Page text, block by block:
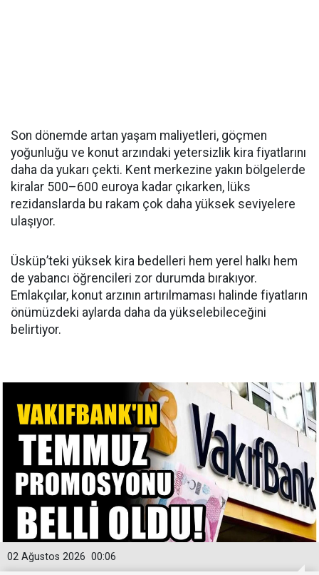
Son dönemde artan yaşam maliyetleri, göçmen
yoğunluğu ve konut arzındaki yetersizlik kira fiyatlarını
daha da yukarı çekti. Kent merkezine yakın bölgelerde
kiralar 500–600 euroya kadar çıkarken, lüks
rezidanslarda bu rakam çok daha yüksek seviyelere
ulaşıyor.
Üsküp’teki yüksek kira bedelleri hem yerel halkı hem
de yabancı öğrencileri zor durumda bırakıyor.
Emlakçılar, konut arzının artırılmaması halinde fiyatların
önümüzdeki aylarda daha da yükselebileceğini
belirtiyor.
00:06
02 Ağustos 2026